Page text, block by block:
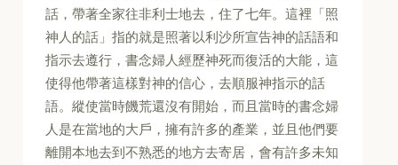
話，帶著全家往非利士地去，住了七年。這裡「照
神人的話」指的就是照著以利沙所宣告神的話語和
指示去遵行，書念婦人經歷神死而復活的大能，這
使得他帶著這樣對神的信心，去順服神指示的話
語。縱使當時饑荒還沒有開始，而且當時的書念婦
人是在當地的大戶，擁有許多的產業，並且他們要
離開本地去到不熟悉的地方去寄居，會有許多未知